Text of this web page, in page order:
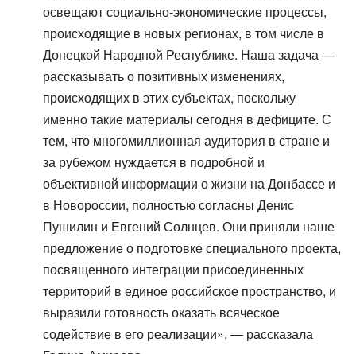
освещают социально-экономические процессы,
происходящие в новых регионах, в том числе в
Донецкой Народной Республике. Наша задача —
рассказывать о позитивных изменениях,
происходящих в этих субъектах, поскольку
именно такие материалы сегодня в дефиците. С
тем, что многомиллионная аудитория в стране и
за рубежом нуждается в подробной и
объективной информации о жизни на Донбассе и
в Новороссии, полностью согласны Денис
Пушилин и Евгений Солнцев. Они приняли наше
предложение о подготовке специального проекта,
посвященного интеграции присоединенных
территорий в единое российское пространство, и
выразили готовность оказать всяческое
содействие в его реализации», — рассказала